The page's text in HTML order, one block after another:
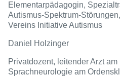
Elementarpädagogin,
Autismus-Spektrum-
Vereins Initiative Autismus
Daniel Holzinger
Privatdozent, leitender Arzt
Sprachneurologie am